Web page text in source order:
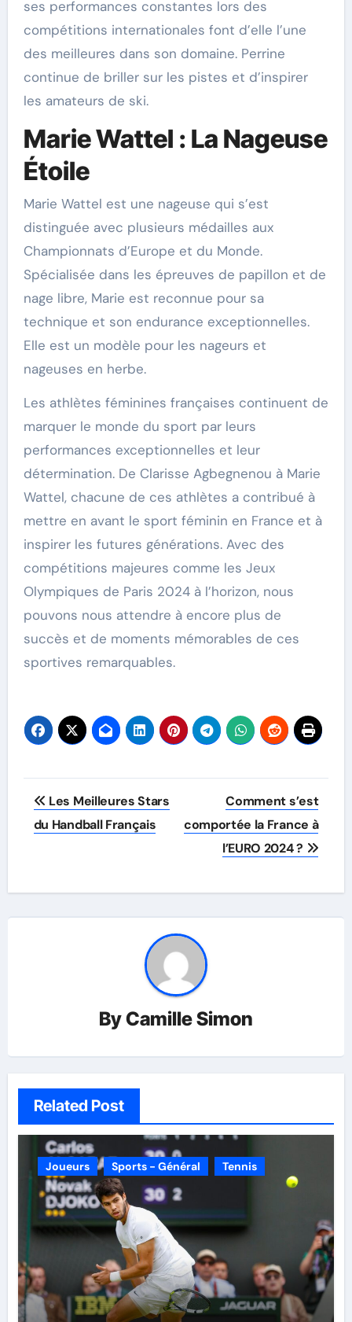
ses performances constantes lors des
compétitions internationales font d’elle l’une
des meilleures dans son domaine. Perrine
continue de briller sur les pistes et d’inspirer
les amateurs de ski.
Marie Wattel : La Nageuse
Étoile
Marie Wattel est une nageuse qui s’est
distinguée avec plusieurs médailles aux
Championnats d’Europe et du Monde.
Spécialisée dans les épreuves de papillon et de
nage libre, Marie est reconnue pour sa
technique et son endurance exceptionnelles.
Elle est un modèle pour les nageurs et
nageuses en herbe.
Les athlètes féminines françaises continuent de
marquer le monde du sport par leurs
performances exceptionnelles et leur
détermination. De Clarisse Agbegnenou à Marie
Wattel, chacune de ces athlètes a contribué à
mettre en avant le sport féminin en France et à
inspirer les futures générations. Avec des
compétitions majeures comme les Jeux
Olympiques de Paris 2024 à l’horizon, nous
pouvons nous attendre à encore plus de
succès et de moments mémorables de ces
sportives remarquables.
Post
navigation
Les Meilleures Stars
du Handball Français
Comment s’est
comportée la France à
l’EURO 2024 ?
ByCamille Simon
Related Post
Joueurs Sports - Général Tennis